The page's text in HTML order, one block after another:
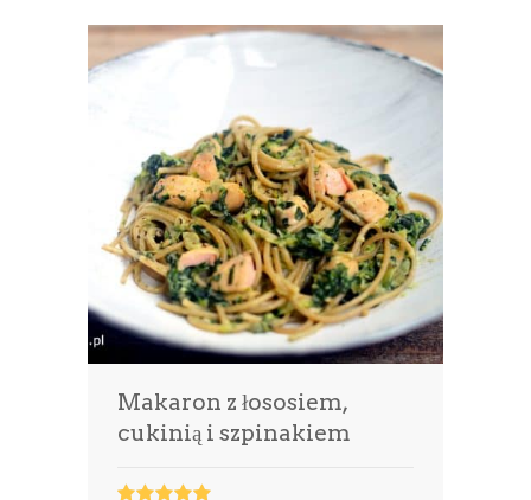
Makaron z łososiem,
cukinią i szpinakiem